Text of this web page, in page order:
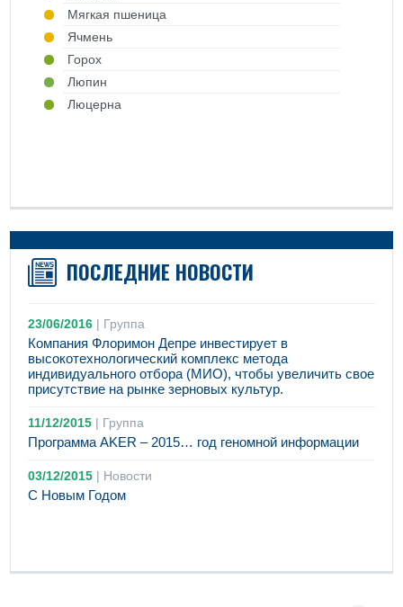
Mягкая пшеница
Ячмень
Горох
Люпин
Люцерна
ПОСЛЕДНИЕ НОВОСТИ
23/06/2016 | Группа
Компания Флоримон Депре инвестирует в
высокотехнологический комплекс метода
индивидуального отбора (МИО), чтобы увеличить свое
присутствие на рынке зерновых культур.
11/12/2015 | Группа
Программа AKER – 2015… год геномной информации
03/12/2015 | Новости
С Новым Годом